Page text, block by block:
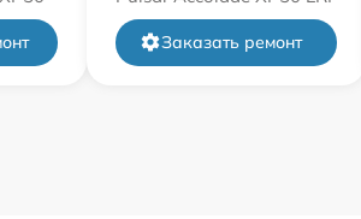
от 60 мин
Заказать ремонт